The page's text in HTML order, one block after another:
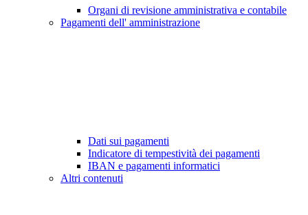
Organi di revisione amministrativa e contabile
Pagamenti dell' amministrazione
Dati sui pagamenti
Indicatore di tempestività dei pagamenti
IBAN e pagamenti informatici
Altri contenuti